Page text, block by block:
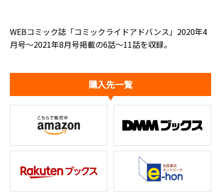
WEBコミック誌「コミックライドアドバンス」2020年4
月号～2021年8月号掲載の6話～11話を収録。
購入先一覧